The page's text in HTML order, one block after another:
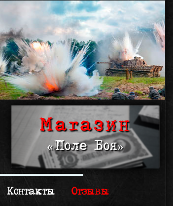
Магазин
«Поле Боя»
Контакты Отзывы